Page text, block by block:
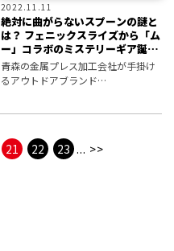
2022.11.11
絶対に曲がらないスプーンの謎と
は？ フェニックスライズから「ム
ー」コラボのミステリーギア誕
生！
青森の金属プレス加工会社が手掛け
るアウトドアブランド
21 22 23 ... >>